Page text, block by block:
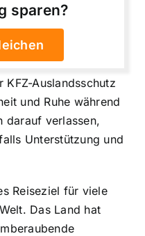
sparen?
KFZ-Auslandsschutz
und Ruhe während
darauf verlassen,
Unterstützung und
Reiseziel für viele
Das Land hat